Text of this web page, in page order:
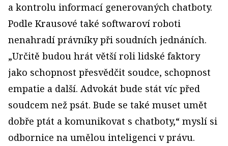
a kontrolu informací generovaných chatboty.
Podle Krausové také softwaroví roboti
nenahradí právníky při soudních jednáních.
„Určitě budou hrát větší roli lidské faktory
jako schopnost přesvědčit soudce, schopnost
empatie a další. Advokát bude stát víc před
soudcem než psát. Bude se také muset umět
dobře ptát a komunikovat s chatboty,“ myslí si
odbornice na umělou inteligenci v právu.